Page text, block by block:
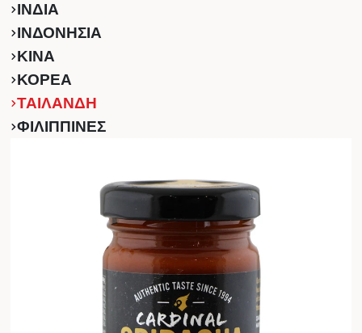
ΙΝΔΙΑ
ΙΝΔΟΝΗΣΙΑ
ΚINA
ΚΟΡΕΑ
ΤΑΙΛΑΝΔΗ
ΦΙΛΙΠΠΙΝΕΣ